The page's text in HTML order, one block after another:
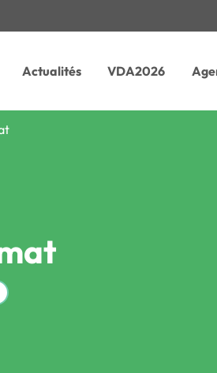
Actualités VDA2026